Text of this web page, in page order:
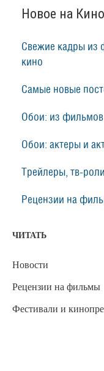
Новое на
Свежие кадры из
кино
Самые новые
Обои: из фильмов
Обои: актеры и
Трейлеры, тв-
Рецензии на
ЧИТАТЬ
Новости
Рецензии на фильмы
Фестивали и